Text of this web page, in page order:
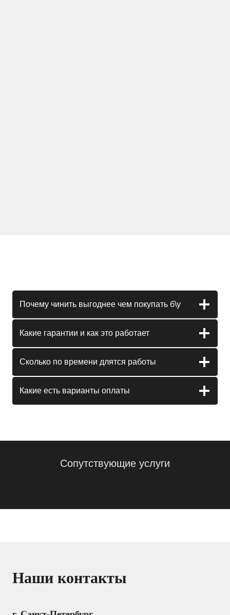
Почему чинить выгоднее чем покупать б\у
Какие гарантии и как это работает
Сколько по времени длятся работы
Какие есть варианты оплаты
Сопутствующие услуги
Наши контакты